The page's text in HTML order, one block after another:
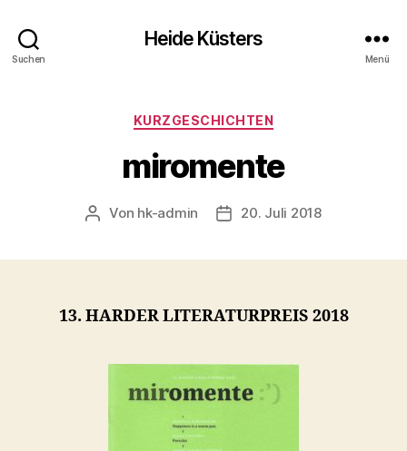
Suchen
Heide Küsters
Menü
Kategorien
KURZGESCHICHTEN
miromente
Beitragsautor
Von hk-admin Veröffentlichungsdatum
20. Juli 2018
13. HARDER LITERATURPREIS 2018